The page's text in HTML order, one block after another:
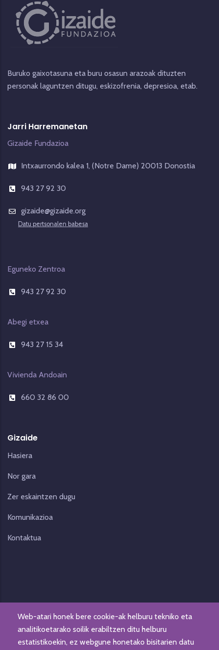
Buruko gaixotasuna eta buru osasun arazoak dituzten
personak laguntzen ditugu, eskizofrenia, depresioa, etab.
Jarri Harremanetan
Gizaide Fundazioa
Intxaurrondo kalea 1, (Notre Dame) 20013 Donostia
943 27 92 30
gizaide@gizaide.org
Datu pertsonalen babesa
Eguneko Zentroa
943 27 92 30
Abegi etxea
943 27 15 34
Vivienda Andoain
660 32 86 00
Gizaide
Hasiera
Nor gara
Zer eskaintzen dugu
Komunikazioa
Kontaktua
Web-atari honek bere cookie-ak helburu tekniko eta
analitikoetarako soilik erabiltzen ditu helburu
estatistikoekin, ez webgune honetako bisitarien datu
© Fundación Gizaide. Eskubide guztiak erreserbatuak.